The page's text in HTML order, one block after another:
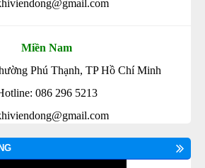
Miền Nam
Phú Thạnh, TP Hồ Chí Minh
086 296 5213